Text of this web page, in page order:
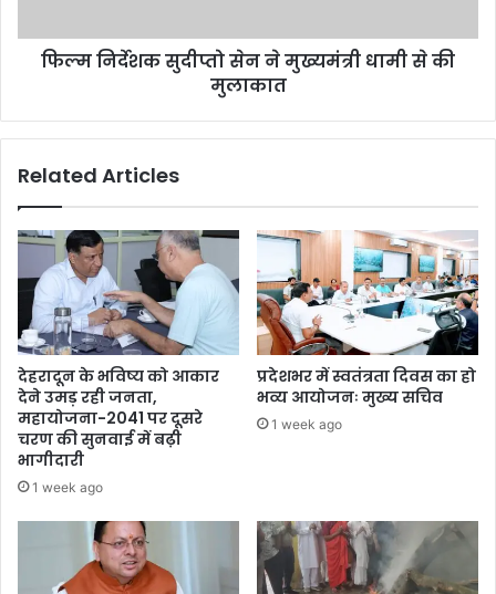
फिल्म निर्देशक सुदीप्तो सेन ने मुख्यमंत्री धामी से की
मुलाकात
Related Articles
देहरादून के भविष्य को आकार
देने उमड़ रही जनता,
महायोजना-2041 पर दूसरे
चरण की सुनवाई में बढ़ी
भागीदारी
1 week ago
प्रदेशभर में स्वतंत्रता दिवस का हो
भव्य आयोजनः मुख्य सचिव
1 week ago